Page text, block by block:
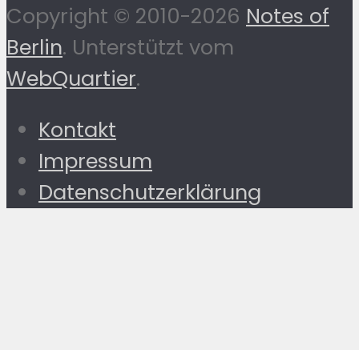
Copyright © 2010-2026 Notes of
Berlin. Unterstützt vom
WebQuartier.
Kontakt
Impressum
Datenschutzerklärung